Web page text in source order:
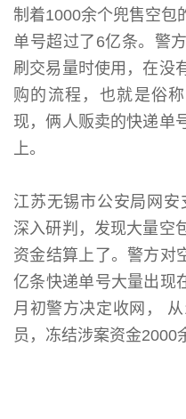
制着1000余个兜售空包
单号超过了6亿条。警
刷交易量时使用，在没
购的流程，也就是俗
现，俩人贩卖的快递单
上。
江苏无锡市公安局网
深入研判，发现大量空
资金结算上了。警方对
亿条快递单号大量出现
月初警方决定收网，
员，冻结涉案资金2000